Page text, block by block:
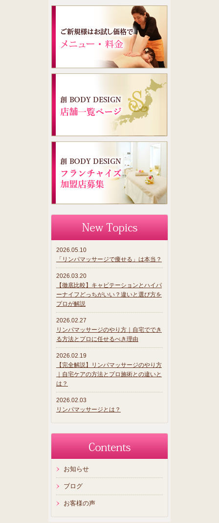
2026.05.10
「リンパマッサージで痩せる」は本当？
2026.03.20
【徹底比較】キャビテーションとハイパ
ーナイフどっちがいい？違いと選び方を
プロが解説
2026.02.27
リンパマッサージのやり方｜自宅ででき
る方法とプロに任せるべき理由
2026.02.19
【完全解説】リンパマッサージのやり方
｜自宅ケアの方法とプロ施術との違いと
は？
2026.02.03
リンパマッサージとは？
お知らせ
ブログ
お客様の声